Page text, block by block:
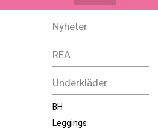
Nyheter
REA
Underkläder
BH
Leggings